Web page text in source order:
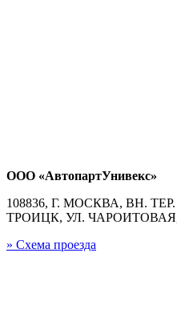
ООО «АвтопартУнивекс»
108836, Г. МОСКВА, ВН.
ТРОИЦК, УЛ. ЧАРОИТОВАЯ,
» Схема проезда